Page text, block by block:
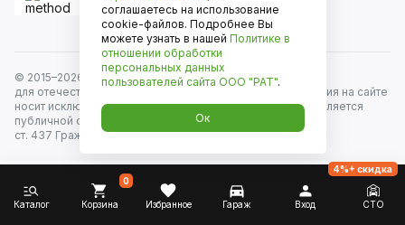
© 2015–2026
Движком — сеть магазинов автозапчастей
для отечественных автомобилей и иномарок. Информация на сайте
носит исключительно информационный характер и не является
публичной офертой, определяемой положениями
ст. 437 Гражданского кодекса РФ. Все права защищены.
Каталог Корзина
0
Избранное Гараж Вход СТО
4%+ скидка
соглашаетесь на использование
cookie-файлов. Подробнее Вы
можете узнать в нашей Политике в
отношении обработки
персональных данных
пользователей сайта ООО "РАТ".
Ок